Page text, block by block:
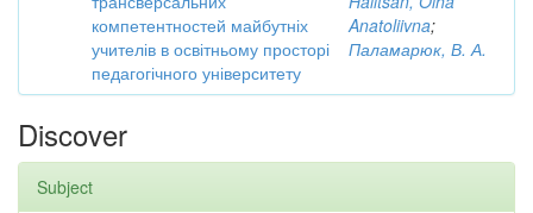
компетентностей майбутніх
учителів в освітньому просторі
педагогічного університету
Anatoliivna;
Паламарюк, В. А.
Discover
Subject